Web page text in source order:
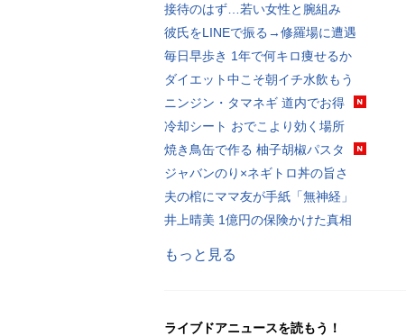
接待のはず…若い女性と腕組み
彼氏をLINEで振る→修羅場に遭遇
毎日早歩き 1年で何キロ痩せるか
ダイエット中こそ朝イチ水飲もう
ニンジン・タマネギ 道内でお得
冷却シート おでこより効く場所
焼き鳥缶で作る 柚子胡椒パスタ
ジャバンのり×ネギトロ丼の旨さ
夫の棺にママ友が手紙「無神経」
井上晴美 1億円の保険かけた真相
もっと見る
ライブドアニュースを読もう！